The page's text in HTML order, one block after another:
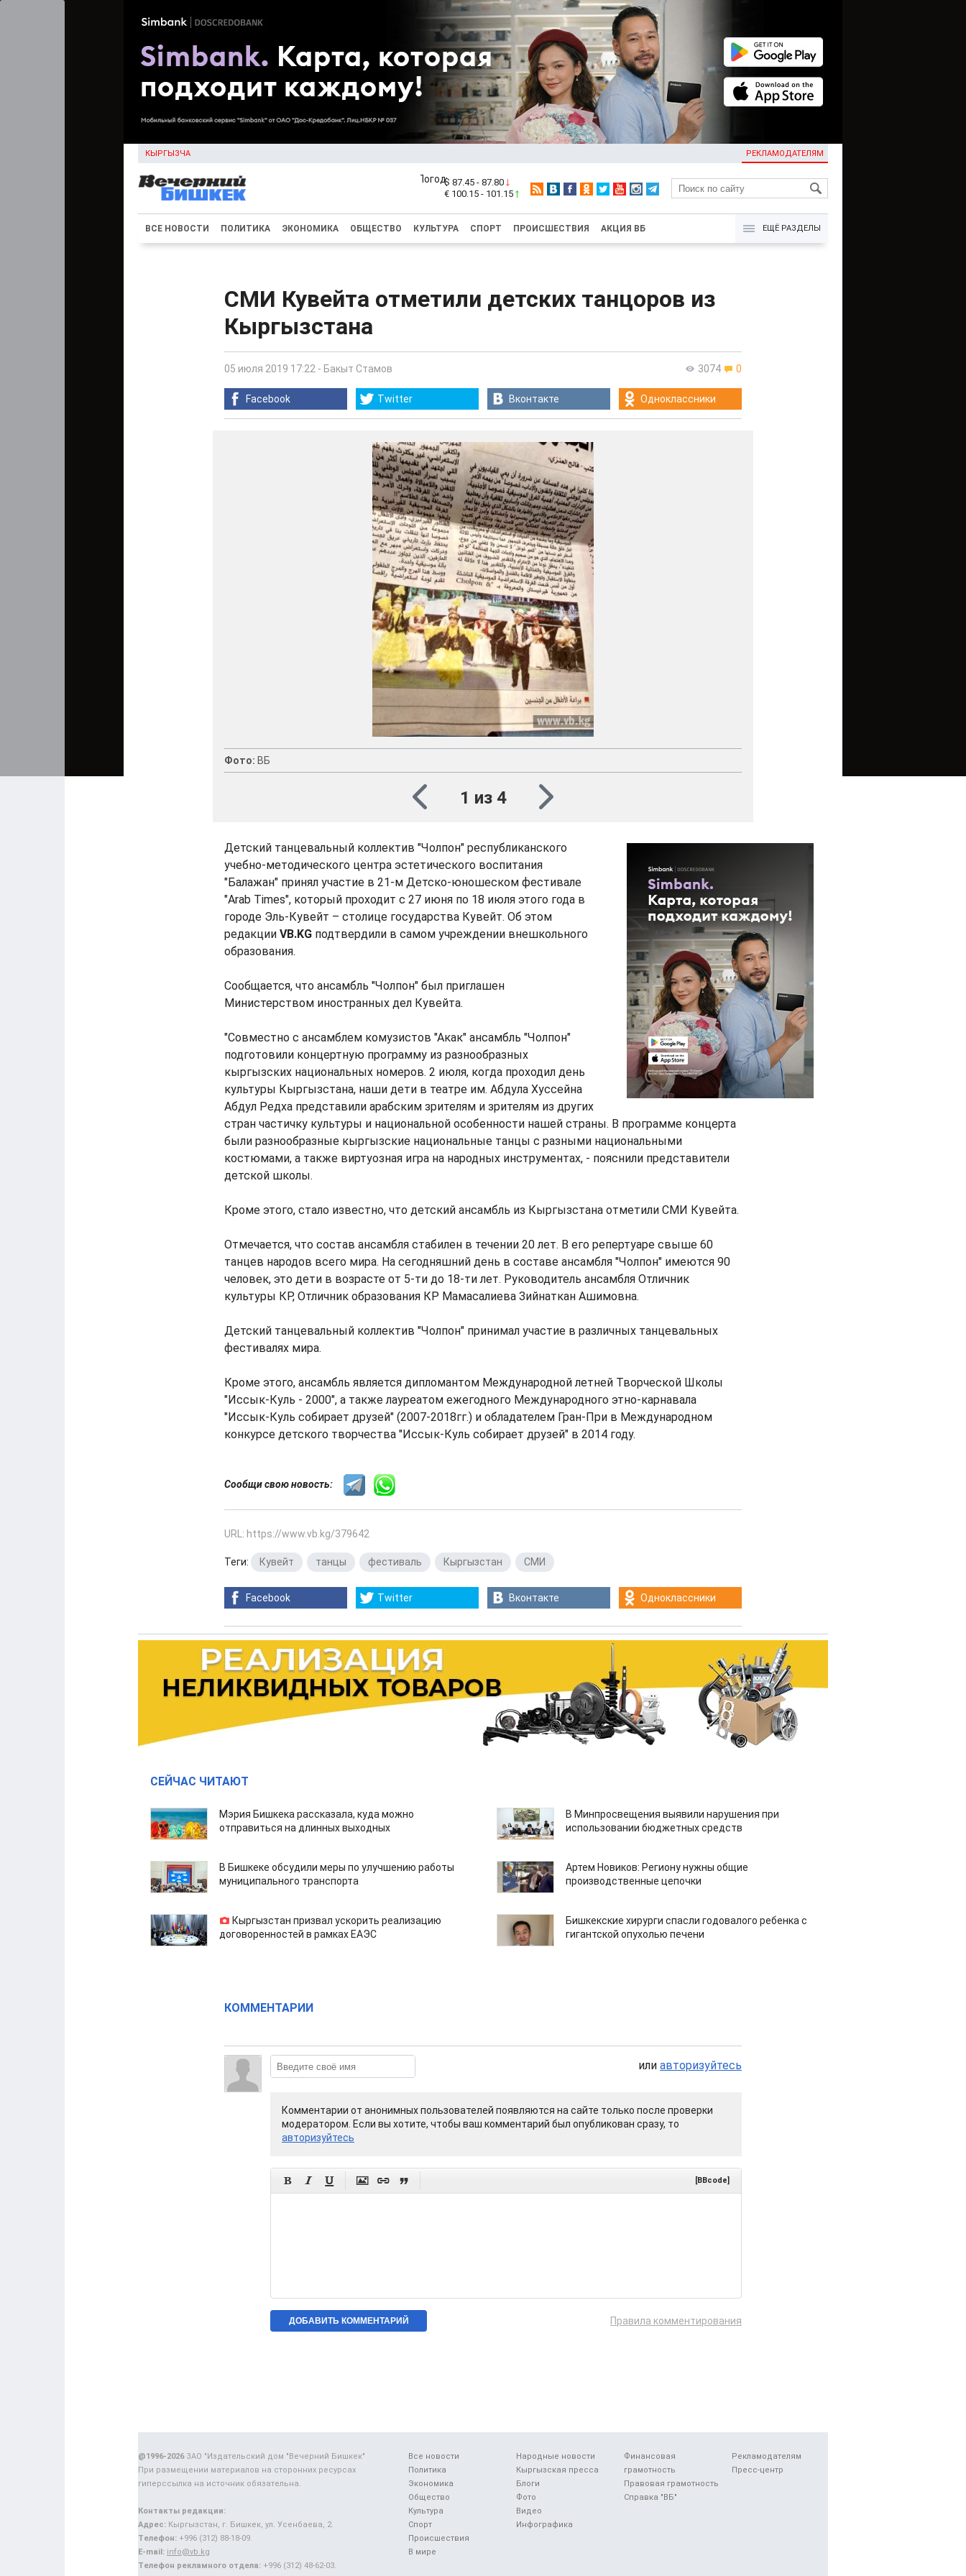
КЫРГЫЗЧА РЕКЛАМОДАТЕЛЯМ
KG
$ 87.45 - 87.80
€ 100.15 - 101.15
ВСЕ НОВОСТИ ПОЛИТИКА ЭКОНОМИКА ОБЩЕСТВО КУЛЬТУРА СПОРТ ПРОИСШЕСТВИЯ АКЦИЯ ВБ ЕЩЁ РАЗДЕЛЫ
СМИ Кувейта отметили детских танцоров из
Кыргызстана
3074 0
05 июля 2019 17:22 - Бакыт Стамов
Facebook Twitter Вконтакте Одноклассники
Фото: ВБ
1 из 4
Детский танцевальный коллектив "Чолпон" республиканского
учебно-методического центра эстетического воспитания
"Балажан" принял участие в 21-м Детско-юношеском фестивале
"Arab Times", который проходит с 27 июня по 18 июля этого года в
городе Эль-Кувейт – столице государства Кувейт. Об этом
редакции VB.KG подтвердили в самом учреждении внешкольного
образования.
Сообщается, что ансамбль "Чолпон" был приглашен
Министерством иностранных дел Кувейта.
"Совместно с ансамблем комузистов "Акак" ансамбль "Чолпон"
подготовили концертную программу из разнообразных
кыргызских национальных номеров. 2 июля, когда проходил день
культуры Кыргызстана, наши дети в театре им. Абдула Хуссейна
Абдул Редха представили арабским зрителям и зрителям из других
стран частичку культуры и национальной особенности нашей страны. В программе концерта
были разнообразные кыргызские национальные танцы с разными национальными
костюмами, а также виртуозная игра на народных инструментах, - пояснили представители
детской школы.
Кроме этого, стало известно, что детский ансамбль из Кыргызстана отметили СМИ Кувейта.
Отмечается, что состав ансамбля стабилен в течении 20 лет. В его репертуаре свыше 60
танцев народов всего мира. На сегодняшний день в составе ансамбля "Чолпон" имеются 90
человек, это дети в возрасте от 5-ти до 18-ти лет. Руководитель ансамбля Отличник
культуры КР, Отличник образования КР Мамасалиева Зийнаткан Ашимовна.
Детский танцевальный коллектив "Чолпон" принимал участие в различных танцевальных
фестивалях мира.
Кроме этого, ансамбль является дипломантом Международной летней Творческой Школы
"Иссык-Куль - 2000", а также лауреатом ежегодного Международного этно-карнавала
"Иссык-Куль собирает друзей" (2007-2018гг.) и обладателем Гран-При в Международном
конкурсе детского творчества "Иссык-Куль собирает друзей" в 2014 году.
Сообщи свою новость:
URL: https://www.vb.kg/379642
Теги: Кувейт танцы фестиваль Кыргызстан СМИ
Facebook Twitter Вконтакте Одноклассники
СЕЙЧАС ЧИТАЮТ
Мэрия Бишкека рассказала, куда можно
отправиться на длинных выходных
В Минпросвещения выявили нарушения при
использовании бюджетных средств
В Бишкеке обсудили меры по улучшению работы
муниципального транспорта
Артем Новиков: Региону нужны общие
производственные цепочки
Кыргызстан призвал ускорить реализацию
договоренностей в рамках ЕАЭС
Бишкекские хирурги спасли годовалого ребенка с
гигантской опухолью печени
КОММЕНТАРИИ
или авторизуйтесь
Комментарии от анонимных пользователей появляются на сайте только после проверки
модератором. Если вы хотите, чтобы ваш комментарий был опубликован сразу, то
авторизуйтесь
      [BBcode]
Правила комментирования
Все новости
Политика
Экономика
Общество
Культура
Спорт
Происшествия
В мире
Народные новости
Кыргызская пресса
Блоги
Фото
Видео
Инфографика
Финансовая
грамотность
Правовая грамотность
Справка "ВБ"
Рекламодателям
Пресс-центр
@1996-2026ЗАО "Издательский дом "Вечерний Бишкек"
При размещении материалов на сторонних ресурсах
гиперссылка на источник обязательна.
Контакты редакции:
Адрес: Кыргызстан, г. Бишкек, ул. Усенбаева, 2.
Телефон: +996 (312) 88-18-09.
E-mail: info@vb.kg
Телефон рекламного отдела: +996 (312) 48-62-03.